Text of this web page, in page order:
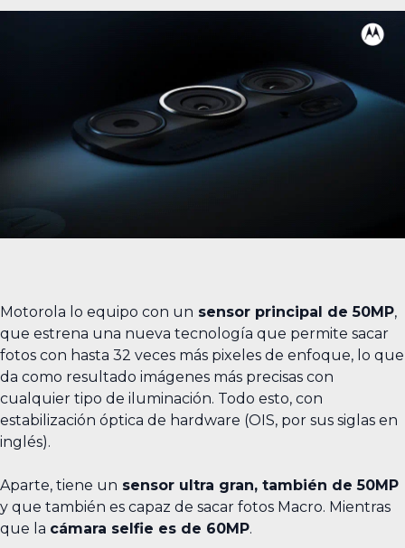
Motorola lo equipo con un sensor principal de 50MP,
que estrena una nueva tecnología que permite sacar
fotos con hasta 32 veces más pixeles de enfoque, lo que
da como resultado imágenes más precisas con
cualquier tipo de iluminación. Todo esto, con
estabilización óptica de hardware (OIS, por sus siglas en
inglés).
Aparte, tiene un sensor ultra gran, también de 50MP
y que también es capaz de sacar fotos Macro. Mientras
que la cámara selfie es de 60MP.